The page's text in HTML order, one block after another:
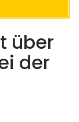
über
der